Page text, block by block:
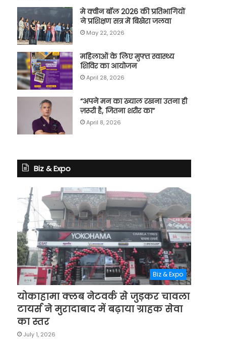
मे क्वीन बॉल 2026 की प्रतिभागियों
ने प्रशिक्षण सत्र में बिखेरा जलवा
May 22, 2026
महिलाओं के लिए मुफ्त स्वास्थ्य
शिविर का आयोजन
April 28, 2026
“अपने मन का ख्याल रखना उतना ही
ज़रूरी है, जितना शरीर का”
April 8, 2026
Biz & Expo
Biz & Expo
योकाहामा क्लब नेटवर्क से जुड़कर चावला
टायर्स ने मुरादाबाद में बढ़ाया ग्राहक सेवा
का स्तर
July 1, 2026